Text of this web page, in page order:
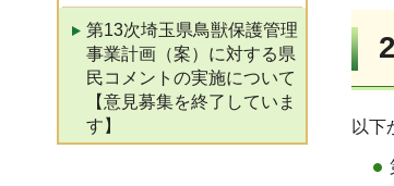
第13次埼玉県鳥獣保護管理
事業計画（案）に対する県
民コメントの実施について
【意見募集を終了していま
す】
以下